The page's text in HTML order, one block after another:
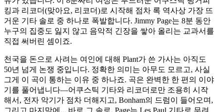
킹과 리코더(맞아요, 리코더)로 시작해 점차 록 역사상 가장 뜨
거운 기타 솔로 중 하나로 폭발합니다. Jimmy Page는 8분 동안
누구의 집중도 잃지 않고 음악적 긴장을 쌓아 올리는 교과서를
직접 써버린 셈이죠.
천국을 돈으로 사려는 여인에 대해 Plant가 쓴 가사는 아직도
50년 넘게 논쟁 중입니다. 정확한 의미는 아무도 모르고, 사실
그게 이 곡이 통하는 이유 중 하나죠. 곡은 완벽한 한 편의 이야
기를 풀어냅니다—어쿠스틱 기타와 리코더로만 조용히 시작
해서, 전자 악기가 점차 더해지고, Bonham의 드럼이 들어오며,